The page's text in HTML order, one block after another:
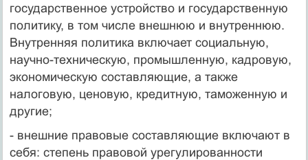
государственное устройство и государственную
политику, в том числе внешнюю и внутреннюю.
Внутренняя политика включает социальную,
научно-техническую, промышленную, кадровую,
экономическую составляющие, а также
налоговую, ценовую, кредитную, таможенную и
другие;
- внешние правовые составляющие включают в
себя: степень правовой урегулированности